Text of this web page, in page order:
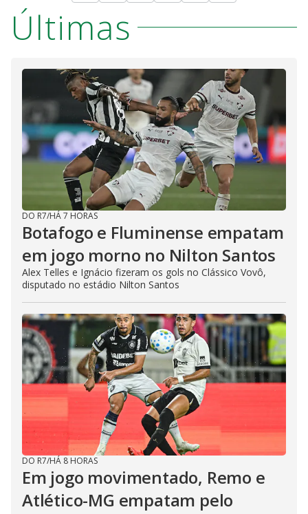
Últimas
DO R7/HÁ 7 HORAS
Botafogo e Fluminense empatam
em jogo morno no Nilton Santos
Alex Telles e Ignácio fizeram os gols no Clássico Vovô,
disputado no estádio Nilton Santos
DO R7/HÁ 8 HORAS
Em jogo movimentado, Remo e
Atlético-MG empatam pelo